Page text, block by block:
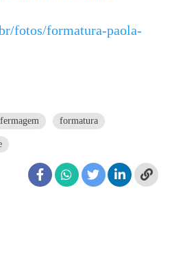
fotos/formatura-paola-
formatura